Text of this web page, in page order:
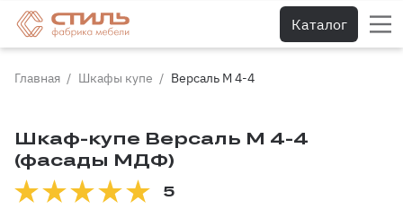
Каталог
Главная Шкафы купе Версаль М 4-4
Шкаф-купе Версаль М 4-4
(фасады МДФ)
5